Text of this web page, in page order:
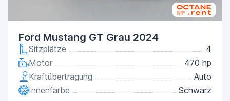
Ford Mustang GT Grau 2024
Sitzplätze
4
Motor
470 hp
Kraftübertragung
Auto
Innenfarbe
Schwarz